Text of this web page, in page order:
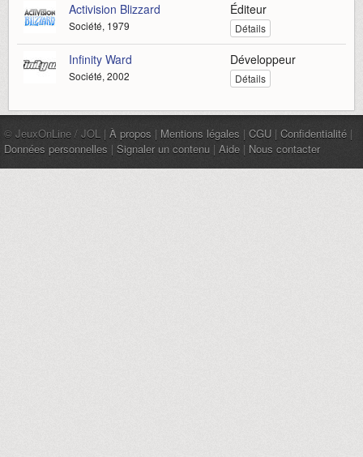
Activision Blizzard
Société, 1979
Éditeur
Détails
Infinity Ward
Société, 2002
Développeur
Détails
© JeuxOnLine / JOL | À propos | Mentions légales | CGU | Confidentialité |
Données personnelles | Signaler un contenu | Aide | Nous contacter